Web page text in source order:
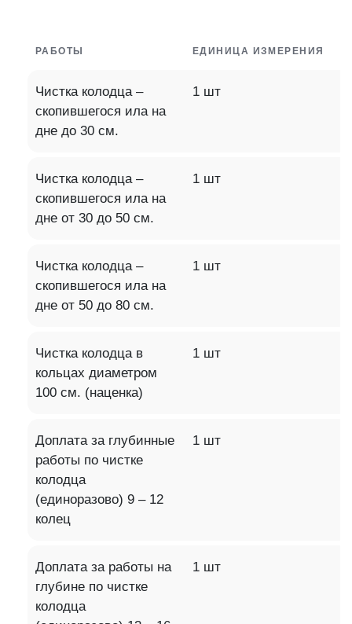
РАБОТЫ ЕДИНИЦА ИЗМЕРЕНИЯ
Чистка колодца –
скопившегося ила на
дне до 30 см.
1 шт
Чистка колодца –
скопившегося ила на
дне от 30 до 50 см.
1 шт
Чистка колодца –
скопившегося ила на
дне от 50 до 80 см.
1 шт
Чистка колодца в
кольцах диаметром
100 см. (наценка)
1 шт
Доплата за глубинные
работы по чистке
колодца
(единоразово) 9 – 12
колец
1 шт
Доплата за работы на
глубине по чистке
колодца
1 шт